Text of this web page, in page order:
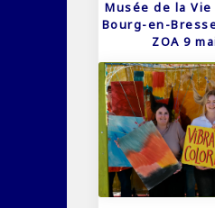
Musée de la
Bourg-en-
ZOA 9